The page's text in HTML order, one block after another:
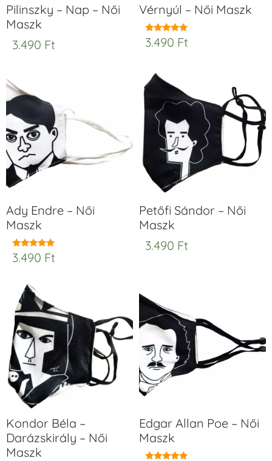
Pilinszky – Nap – Női
Maszk
3.490 Ft
Vérnyúl – Női Maszk
Értékelés:
5.00
3.490 Ft
Ady Endre – Női
Maszk
Értékelés:
5.00
3.490 Ft
Petőfi Sándor – Női
Maszk
3.490 Ft
Kondor Béla –
Darázskirály – Női
Maszk
Edgar Allan Poe – Női
Maszk